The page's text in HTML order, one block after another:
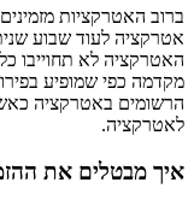
ברוב האטרקציות
האטרקציה לא תחוייבו
מקדמה כפי שמופיע
הרשומים באטרקציה
לאטרקציה.
איך מבטלים את